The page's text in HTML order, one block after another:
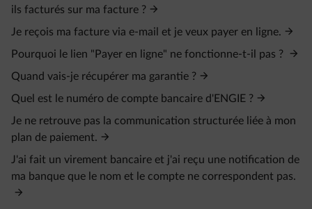
ils facturés sur ma facture ?
Je reçois ma facture via e-mail et je veux payer en ligne.
Pourquoi le lien "Payer en ligne" ne fonctionne-t-il pas ?
Quand vais-je récupérer ma garantie ?
Quel est le numéro de compte bancaire d'ENGIE ?
Je ne retrouve pas la communication structurée liée à mon
plan de paiement.
J'ai fait un virement bancaire et j'ai reçu une notification de
ma banque que le nom et le compte ne correspondent pas.